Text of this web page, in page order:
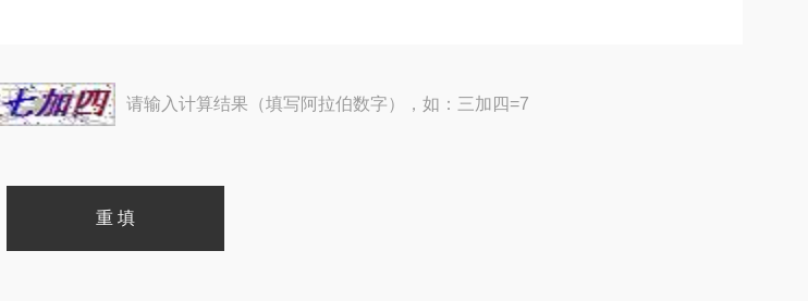
请输入计算结果（填写阿拉伯数字），如：三加四=7